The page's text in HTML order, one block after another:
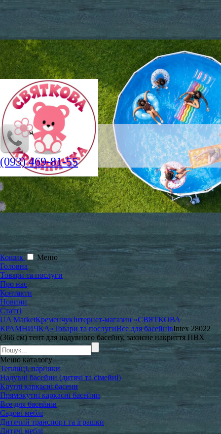
(093) 469-81-55
Кошик
Меню
Головна
Товари та послуги
Про нас
Контакти
Новини
Статті
UA MarketКременчукІнтернет-магазин «СВЯТКОВА
КРАМНИЧКА»Товари та послугиВсе для басейнівIntex 28022
(366 см) тент для надувного басейну, захисне накриття ПВХ
Меню каталогу
Теплиці, парники
Надувні басейни (дитячі та сімейні)
Круглі каркасні басени
Прямокутні каркасні басейни
Все для басейнів
Садові меблі
Дитячий транспорт та іграшки
Дитячі меблі